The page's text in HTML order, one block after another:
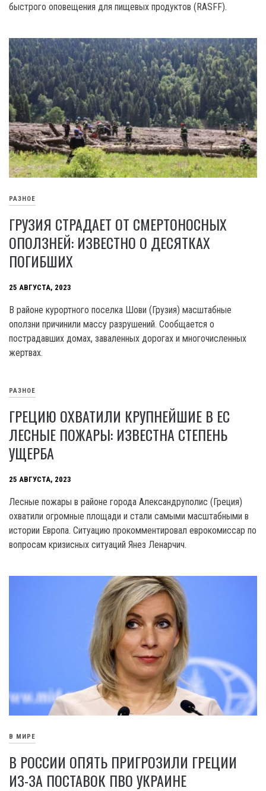
быстрого оповещения для пищевых продуктов (RASFF).
РАЗНОЕ
ГРУЗИЯ СТРАДАЕТ ОТ СМЕРТОНОСНЫХ
ОПОЛЗНЕЙ: ИЗВЕСТНО О ДЕСЯТКАХ
ПОГИБШИХ
25 АВГУСТА, 2023
В районе курортного поселка Шови (Грузия) масштабные
оползни причинили массу разрушений. Сообщается о
пострадавших домах, заваленных дорогах и многочисленных
жертвах.
РАЗНОЕ
ГРЕЦИЮ ОХВАТИЛИ КРУПНЕЙШИЕ В ЕС
ЛЕСНЫЕ ПОЖАРЫ: ИЗВЕСТНА СТЕПЕНЬ
УЩЕРБА
25 АВГУСТА, 2023
Лесные пожары в районе города Александруполис (Греция)
охватили огромные площади и стали самыми масштабными в
истории Европа. Ситуацию прокомментировал еврокомиссар по
вопросам кризисных ситуаций Янез Ленарчич.
В МИРЕ
В РОССИИ ОПЯТЬ ПРИГРОЗИЛИ ГРЕЦИИ
ИЗ-ЗА ПОСТАВОК ПВО УКРАИНЕ